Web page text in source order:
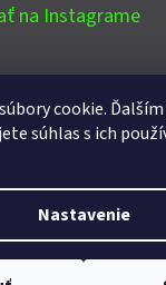
cookie.
súhlas s ich
Nastavenie
na Instagrame
Vytvoril Shoptet
Domcek-